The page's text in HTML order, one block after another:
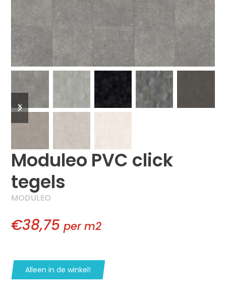
slide
slide
Moduleo PVC click
tegels
MODULEO
€38,75 per m2
Alleen in de winkel!